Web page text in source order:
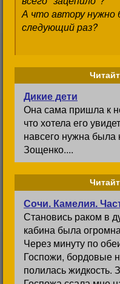
А что автору
следующий раз?
Дикие дети
Она сама пришла к
что хотела его
навсего нужна была
Зощенко....
Сочи. Камелия.
Становись раком в
кабина была
Через минуту по
Госпожи, бордовые
полилась жидкость.